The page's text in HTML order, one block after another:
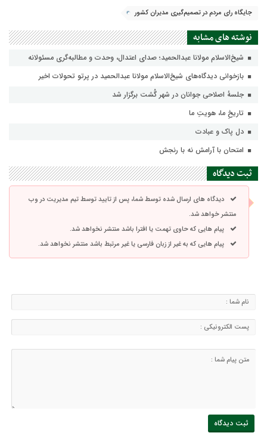
جایگاه رای مردم در تصمیم‌گیری مدیران کشور
نوشته های مشابه
شیخ‌الاسلام مولانا عبدالحمید؛ صدای اعتدال، وحدت و مطالبه‌گری مسئولانه
بازخوانی دیدگاه‌های شیخ‌الاسلام مولانا عبدالحمید در پرتو تحولات اخیر
جلسهٔ اصلاحی جوانان در شهر گُشت برگزار شد
تاریخِ ما، هویتِ ما
دل پاک و عبادت
امتحان با آرامش نه با رنجش
ثبت دیدگاه
دیدگاه های ارسال شده توسط شما، پس از تایید توسط تیم مدیریت در وب
منتشر خواهد شد.
پیام هایی که حاوی تهمت یا افترا باشد منتشر نخواهد شد.
پیام هایی که به غیر از زبان فارسی یا غیر مرتبط باشد منتشر نخواهد شد.